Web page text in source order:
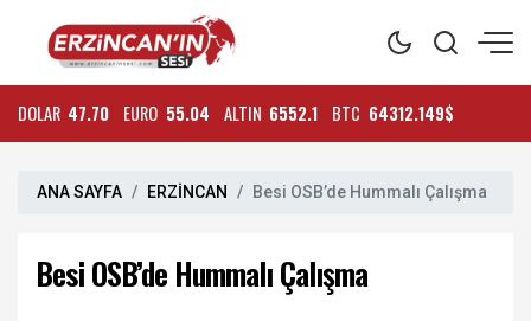
DOLAR 47.70 EURO 55.04 ALTIN 6552.1 BTC 64312.149$
ANA SAYFA ERZİNCAN Besi OSB’de Hummalı Çalışma
Besi OSB’de Hummalı Çalışma